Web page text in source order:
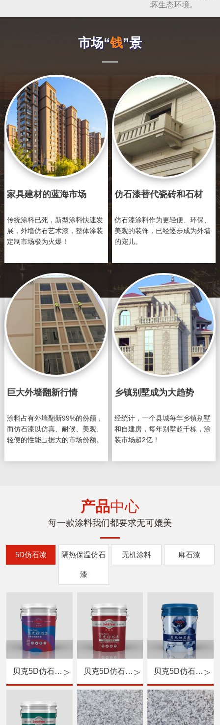
坏生态环境。
市场“钱”景
家具建材的蓝海市场
传统涂料已死，新型涂料快速发
展，外墙仿石艺术漆，整体涂装
定制市场极为火爆！
仿石漆替代瓷砖和石材
仿石漆涂料作为更轻便、环保、
美观的装饰，已经逐步成为外墙
的宠儿。
巨大外墙翻新行情
涂料占有外墙翻新99%的份额，
而仿石漆以仿真、耐候、美观、
轻便的性能占据大的市场份额。
乡镇别墅成为大趋势
经统计，一个县城每年乡镇别墅
和自建房，每年别墅超千栋，涂
装市场超2亿！
产品中心
每一款涂料我们都要求无可媲美
5D仿石漆 隔热保温仿石
漆
无机涂料 麻石漆
贝克5D仿石漆（专用底漆） 贝克5D仿石漆（中涂） 贝克5D仿石漆（主材）